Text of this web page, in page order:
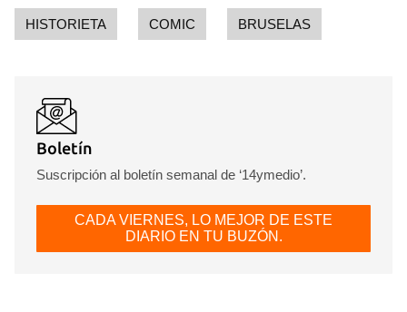
HISTORIETA COMIC BRUSELAS
Boletín
Suscripción al boletín semanal de ‘14ymedio’.
CADA VIERNES, LO MEJOR DE ESTE
DIARIO EN TU BUZÓN.